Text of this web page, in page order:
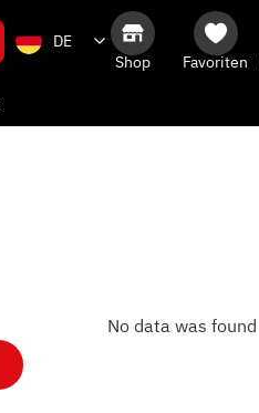
DE
Shop
Favoriten
No data was found